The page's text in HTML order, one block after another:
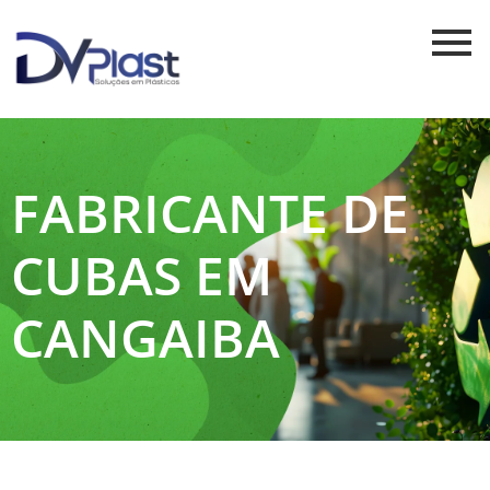
FABRICANTE DE
CUBAS EM
CANGAIBA